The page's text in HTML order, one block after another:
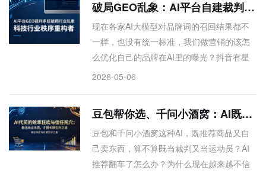
少。背后关键原因——兴趣不等于需求，客
户缺乏清晰的价值度量与执行路径。从听起
来有用到敢投入、能闭环，中间至少隔着认
知对齐、轻量诊断和成果分阶段验证三道
坎。适合正在犹豫GEO该不该做、做了怕没
破局GEO乱象：AI平台自建裁判体系，才是行业唯一出路
现在各家AI大模型对品牌词的召回结果都不
一样，也没有统一标准，我们做营销的该怎
么优化自己的品牌在AI里的曝光？抖音有星
图，小红书有蒲公英，那未来的AI搜索平台
问题均指向AI平台暗盒化、GEO无标准、商
家无法量化优化的核心痛点。文章提出平台
自建GEO裁判系统，通过商家自助开户、
Token收费诊断竞品差距，并引入专业优化
2026-05-06
豆包帮你选、千问小酒窝：AI既当裁判又当运动员，信任如何安放
豆包和千问小酒窝这种AI，既推荐商品又自
己卖东西，算不算既当裁判又当运动员？AI
推荐翻车了怎么办？为什么现在越来越不信